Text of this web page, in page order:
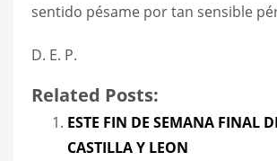
sentido pésame por tan sensible
D. E. P.
Related Posts:
ESTE FIN DE SEMANA FINAL
CASTILLA Y LEON